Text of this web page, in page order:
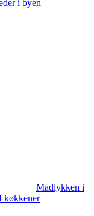
i byen
Madlykken i
køkkener